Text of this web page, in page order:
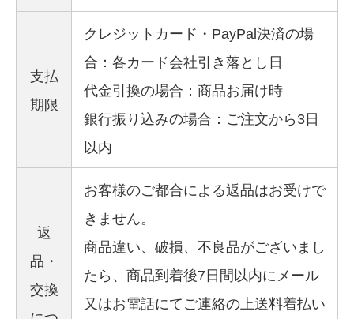
支払
期限
クレジットカード・PayPal決済の場
合：各カード会社引き落とし日
代金引換の場合：商品お届け時
銀行振り込みの場合：ご注文から3日
以内
返
品・
交換
お客様のご都合による返品はお受けで
きません。
商品違い、破損、不良品がございまし
たら、商品到着後7日間以内にメール
又はお電話にてご連絡の上送料着払い